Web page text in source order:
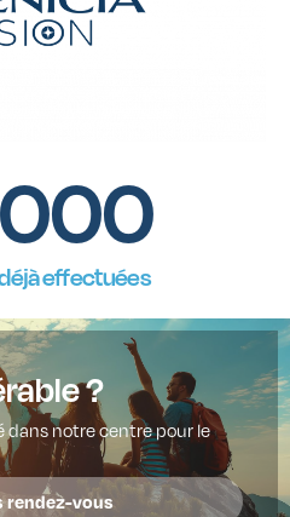
effectuées
?
dans notre centre pour le
rendez-vous